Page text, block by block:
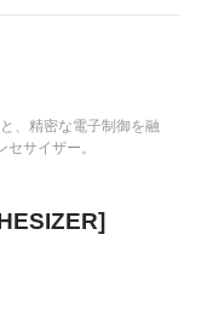
、精密な電子制御を融
サイザー。